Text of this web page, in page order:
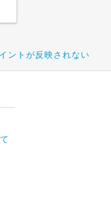
ントが反映されない